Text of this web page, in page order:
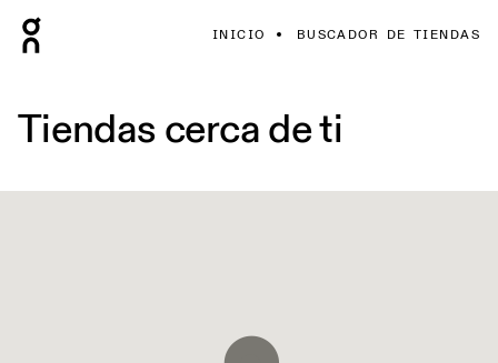
INICIO BUSCADOR DE TIENDAS
Tiendas cerca de ti